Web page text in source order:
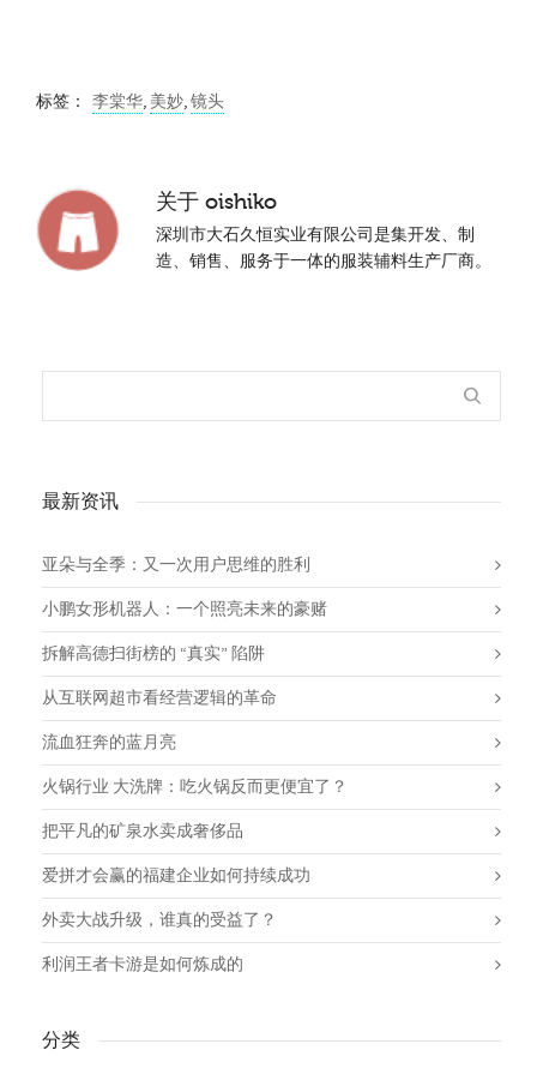
标签： 李棠华, 美妙,镜头
关于 oishiko
深圳市大石久恒实业有限公司是集开发、制
造、销售、服务于一体的服装辅料生产厂商。
最新资讯
亚朵与全季：又一次用户思维的胜利
小鹏女形机器人：一个照亮未来的豪赌
拆解高德扫街榜的 “真实” 陷阱
从互联网超市看经营逻辑的革命
流血狂奔的蓝月亮
火锅行业 大洗牌：吃火锅反而更便宜了？
把平凡的矿泉水卖成奢侈品
爱拼才会赢的福建企业如何持续成功
外卖大战升级，谁真的受益了？
利润王者卡游是如何炼成的
分类